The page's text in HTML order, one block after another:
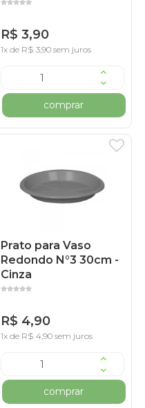
R$ 3,90
1x de R$ 3,90 sem juros
comprar
Prato para Vaso
Redondo N°3 30cm -
Cinza
R$ 4,90
1x de R$ 4,90 sem juros
comprar